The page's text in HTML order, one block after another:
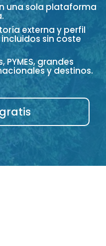
una sola plataforma
externa y perfil
sin coste
grandes
y destinos.